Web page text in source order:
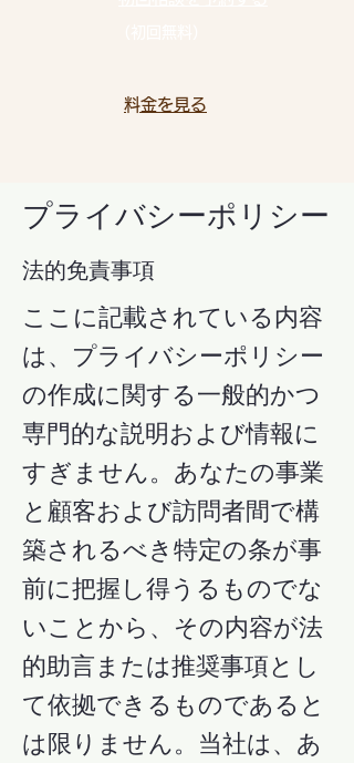
​料金を見る
プライバシーポリシー
法的免責事項
ここに記載されている内容
は、プライバシーポリシー
の作成に関する一般的かつ
専門的な説明および情報に
すぎません。あなたの事業
と顧客および訪問者間で構
築されるべき特定の条が事
前に把握し得うるものでな
いことから、その内容が法
的助言または推奨事項とし
て依拠できるものであると
は限りません。当社は、あ